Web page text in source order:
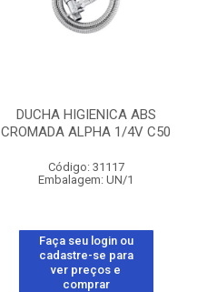
DUCHA HIGIENICA ABS
CROMADA ALPHA 1/4V C50
Código: 31117
Embalagem: UN/1
Faça seu login ou
cadastre-se para
ver preços e
comprar